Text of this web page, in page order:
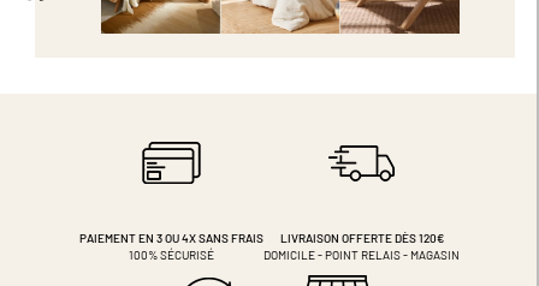
PAIEMENT EN 3 OU 4XSANS FRAIS
100% SÉCURISÉ
LIVRAISON OFFERTE DÈS 120€
DOMICILE - POINT RELAIS - MAGASIN